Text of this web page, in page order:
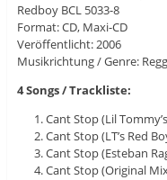
Redboy BCL 5033-8
Format: CD, Maxi-CD
Veröffentlicht: 2006
Musikrichtung / Genre:
4 Songs / Trackliste:
Cant Stop (Lil
Cant Stop (LT’s Red
Cant Stop (Esteban
Cant Stop (Original